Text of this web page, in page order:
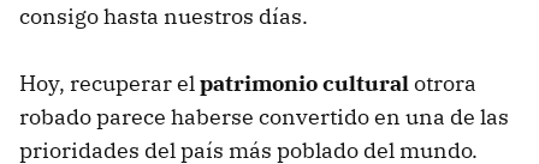
consigo hasta nuestros días.
Hoy, recuperar elpatrimonio culturalotrora
robado parece haberse convertido en una de las
prioridades del país más poblado del mundo.